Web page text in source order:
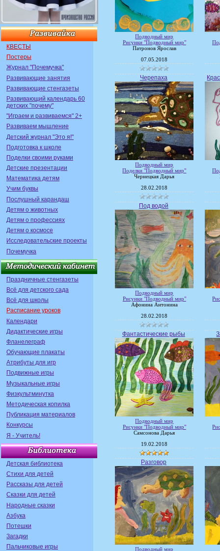
КВЕСТЫ
Постеры
Журнал "Почемучка"
Развивающие занятия
Развивающие стенгазеты
Развивающий календарь 60
детских "почему"
"Играем и развиваемся" 2+
Развиваем мышление
Детский журнал "Это я!"
Подготовка к школе
Поделки своими руками
Детские презентации
Математика детям
Учим буквы
Послушный карандаш
Детям о животных
Детям о профессиях
Детям о космосе
Исследовательские проекты
Почемучка
Праздничные стенгазеты
Всё для детского сада
Всё для школы
Расписание уроков
Календари
Дидактические игры
Фланелеграф
Обучающие плакаты
Атрибуты для игр
Подвижные игры
Музыкальные игры
Физкультминутка
Методическая копилка
Публикация материалов
Конкурсы
Я - Учитель!
Детская библиотека
Стихи для детей
Рассказы для детей
Сказки для детей
Народные сказки
Азбука
Потешки
Загадки
Пальчиковые игры
Подводный мир
Рисунки "Подводный мир"
Патронов Ярослав
07.05.2018
Черепаха
Подводный мир
Поделки "Подводный мир"
Чернецкая Дарья
28.02.2018
Под водой
Подводный мир
Рисунки "Подводный мир"
Афонина Антонина
28.02.2018
Фантастические рыбы
Подводный мир
Рисунки "Подводный мир"
Самсонова Дарья
19.02.2018
Разговор
Подводный мир